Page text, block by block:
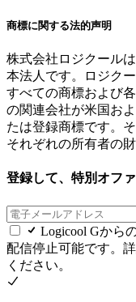
商標に関する法的声明
株式会社ロジクール
本法人です。ロジク
すべての商標および
の関連会社が米国お
たは登録商標です。
それぞれの所有者の
登録して、特別オフ
Logicool Gから
配信停止可能です。
ください。